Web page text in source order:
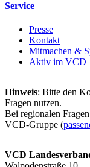
Service
Presse
Kontakt
Mitmachen &
Aktiv im VCD
Hinweis: Bitte den
Fragen nutzen.
Bei regionalen
VCD-Gruppe (
VCD